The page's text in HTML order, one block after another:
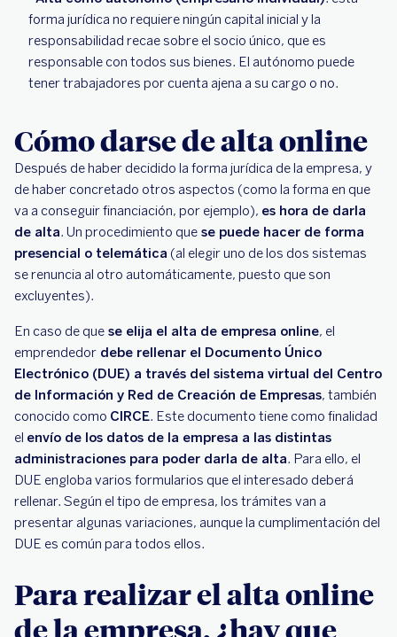
forma jurídica no requiere ningún capital inicial y la
responsabilidad recae sobre el socio único, que es
responsable con todos sus bienes. El autónomo puede
tener trabajadores por cuenta ajena a su cargo o no.
Cómo darse de alta online
Después de haber decidido la forma jurídica de la empresa, y
de haber concretado otros aspectos (como la forma en que
va a conseguir financiación, por ejemplo), es hora de darla
de alta. Un procedimiento que se puede hacer de forma
presencial o telemática (al elegir uno de los dos sistemas
se renuncia al otro automáticamente, puesto que son
excluyentes).
En caso de que se elija el alta de empresa online, el
emprendedor debe rellenar el Documento Único
Electrónico (DUE) a través del sistema virtual del Centro
de Información y Red de Creación de Empresas, también
conocido como CIRCE. Este documento tiene como finalidad
el envío de los datos de la empresa a las distintas
administraciones para poder darla de alta. Para ello, el
DUE engloba varios formularios que el interesado deberá
rellenar. Según el tipo de empresa, los trámites van a
presentar algunas variaciones, aunque la cumplimentación del
DUE es común para todos ellos.
Para realizar el alta online
de la empresa, ¿hay que